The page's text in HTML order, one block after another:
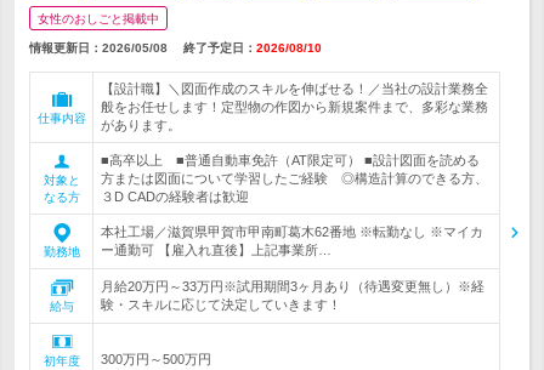
女性のおしごと掲載中
情報更新日：2026/05/08 終了予定日： 2026/08/10
仕事内容
【設計職】＼図面作成のスキルを伸ばせる！／当社の設計業務全
般をお任せします！定型物の作図から新規案件まで、多彩な業務
があります。
対象と
なる方
■高卒以上 ■普通自動車免許（AT限定可） ■設計図面を読める
方または図面について学習したご経験 ◎構造計算のできる方、
３D CADの経験者は歓迎
勤務地
本社工場／滋賀県甲賀市甲南町葛木62番地 ※転勤なし ※マイカ
ー通勤可 【雇入れ直後】上記事業所…
給与
月給20万円～33万円※試用期間3ヶ月あり（待遇変更無し）※経
験・スキルに応じて決定していきます！
初年度
300万円～500万円